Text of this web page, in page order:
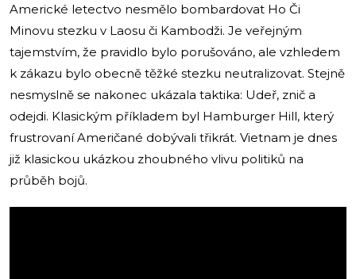
Americké letectvo nesmělo bombardovat Ho Či
Minovu stezku v Laosu či Kambodži. Je veřejným
tajemstvím, že pravidlo bylo porušováno, ale vzhledem
k zákazu bylo obecně těžké stezku neutralizovat. Stejně
nesmyslně se nakonec ukázala taktika: Udeř, znič a
odejdi. Klasickým příkladem byl Hamburger Hill, který
frustrovaní Američané dobývali třikrát. Vietnam je dnes
již klasickou ukázkou zhoubného vlivu politiků na
průběh bojů.